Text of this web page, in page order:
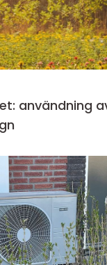
användning